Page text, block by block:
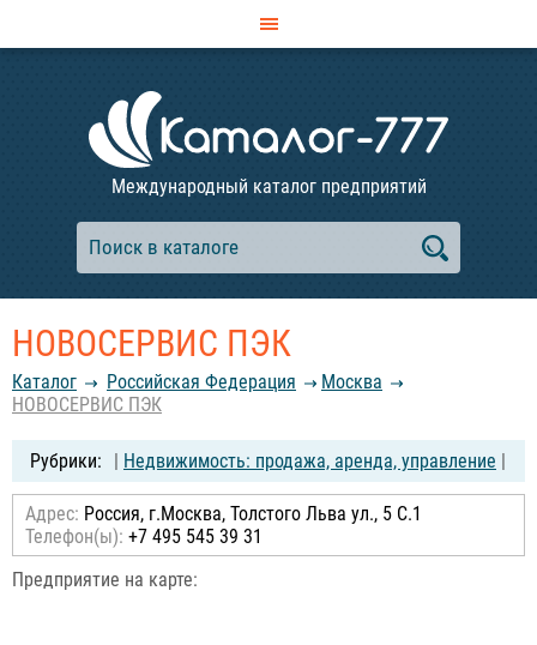
Международный каталог предприятий
НОВОСЕРВИС ПЭК
Каталог Российcкая Федерация
Москва
НОВОСЕРВИС ПЭК
| Недвижимость: продажа, аренда, управление |
Адрес: Россия, г.Москва, Толстого Льва ул., 5 С.1
Телефон(ы): +7 495 545 39 31
Предприятие на карте: